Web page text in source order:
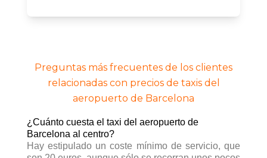
🔵 Park Güell
🔵 Camp Nou
€25-35
⚪ Tiempo Aprox: 20-30 min
🔵 Barceloneta (Playa)
🟢 Precio Aprox: €35-45
Preguntas más frecuentes de los clientes
relacionadas con precios de taxis del
aeropuerto de Barcelona
¿Cuánto cuesta el taxi del aeropuerto de
Barcelona al centro?
Hay estipulado un coste mínimo de servicio, que